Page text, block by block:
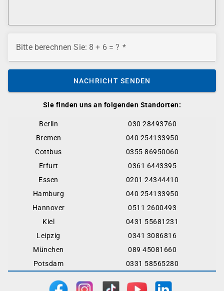
Sie finden uns an folgenden Standorten:
Berlin
030 28493760
Bremen
040 254133950
Cottbus
0355 86950060
Erfurt
0361 6443395
Essen
0201 24344410
Hamburg
040 254133950
Hannover
0511 2600493
Kiel
0431 55681231
Leipzig
0341 3086816
München
089 45081660
Potsdam
0331 58565280
Bitte berechnen Sie: 8 + 6 = ?
NACHRICHT SENDEN